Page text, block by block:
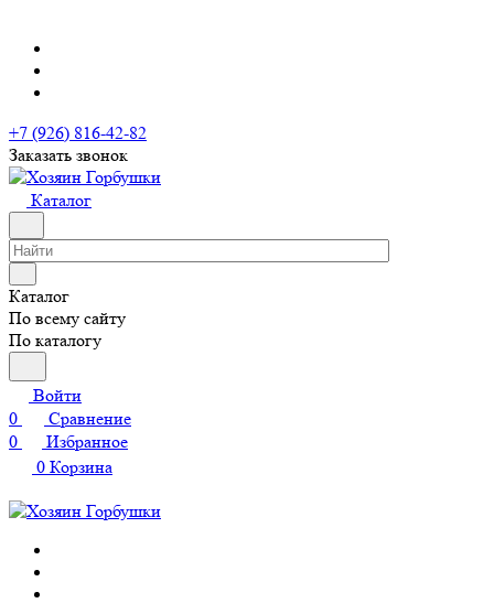
+7 (926) 816-42-82
Заказать звонок
Каталог
Каталог
По всему сайту
По каталогу
Войти
0
Сравнение
0
Избранное
0 Корзина